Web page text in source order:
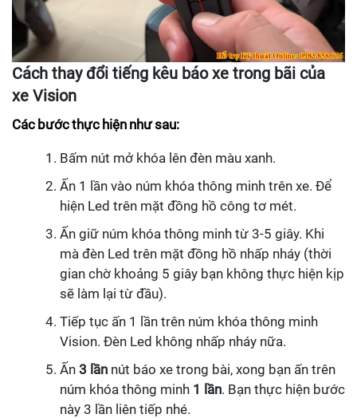
Cách thay đổi tiếng kêu báo xe trong bãi của
xe Vision
Các bước thực hiện như sau:
Bấm nút mở khóa lên đèn màu xanh.
Ấn 1 lần vào núm khóa thông minh trên xe. Để
hiện Led trên mặt đồng hồ công tơ mét.
Ấn giữ núm khóa thông minh từ 3-5 giây. Khi
mà đèn Led trên mặt đồng hồ nhấp nháy (thời
gian chờ khoảng 5 giây bạn không thực hiện kịp
sẽ làm lại từ đầu).
Tiếp tục ấn 1 lần trên núm khóa thông minh
Vision. Đèn Led không nhấp nháy nữa.
Ấn 3 lần nút báo xe trong bài, xong bạn ấn trên
núm khóa thông minh 1 lần. Bạn thực hiện bước
này 3 lần liên tiếp nhé.